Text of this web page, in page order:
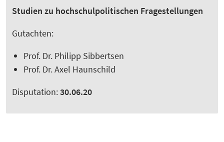
Studien zu hochschulpolitischen Fragestellungen
Gutachten:
Prof. Dr. Philipp Sibbertsen
Prof. Dr. Axel Haunschild
Disputation:30.06.20